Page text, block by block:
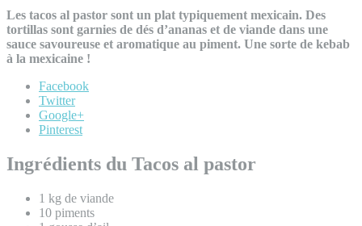
Les tacos al pastor sont un plat typiquement mexicain. Des
tortillas sont garnies de dés d’ananas et de viande dans une
sauce savoureuse et aromatique au piment. Une sorte de kebab
à la mexicaine !
Facebook
Twitter
Google+
Pinterest
Ingrédients du Tacos al pastor
1 kg de viande
10 piments